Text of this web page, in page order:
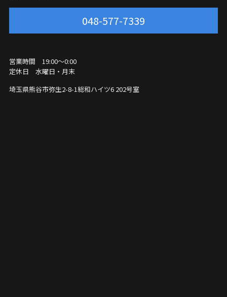
048-577-7339
営業時間 19:00～0:00
定休日 水曜日・月末
埼玉県熊谷市弥生2-8-1 総和ハイツ6 202号室